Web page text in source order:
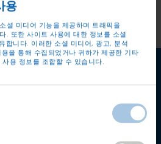
용
셜 미디어 기능을 제공하며 트래픽을
. 또한 사이트 사용에 대한 정보를 소셜
합니다. 이러한 소셜 미디어, 광고, 분석
을 통해 수집되었거나 귀하가 제공한 기타
용 정보를 조합할 수 있습니다.